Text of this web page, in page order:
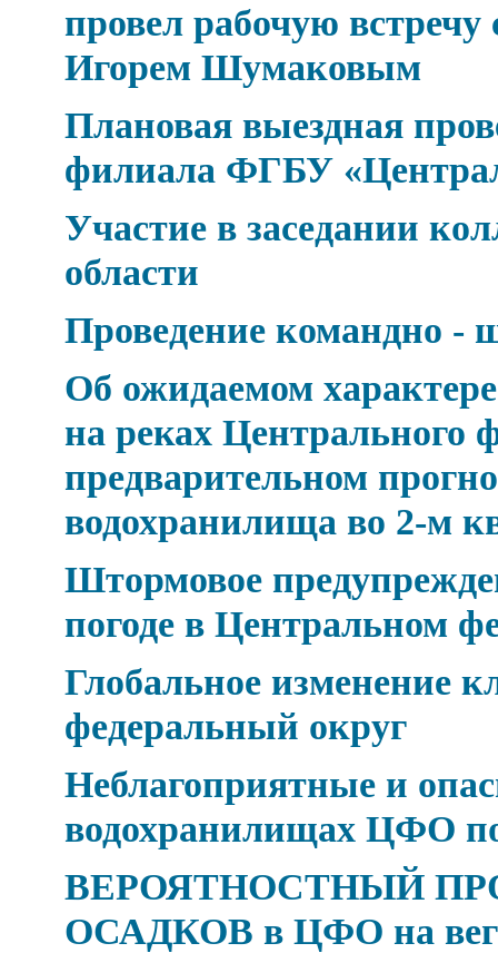
провел рабочую встречу
Игорем Шумаковым
Плановая выездная
филиала ФГБУ
Участие в заседании
области
Проведение командно -
Об ожидаемом характере
на реках Центрального
предварительном
водохранилища во 2-м
Штормовое
погоде в Центральном
Глобальное изменение
федеральный округ
Неблагоприятные и
водохранилищах ЦФО по
ВЕРОЯТНОСТНЫЙ
ОСАДКОВ в ЦФО на